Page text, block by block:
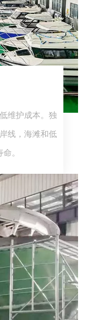
维护成本。独
线，海滩和低
。